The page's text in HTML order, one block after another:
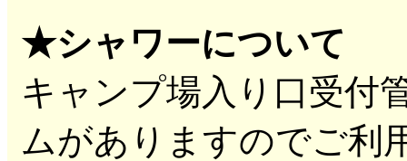
★シャワーについて
キャンプ場入り口受付
ムがありますのでご利